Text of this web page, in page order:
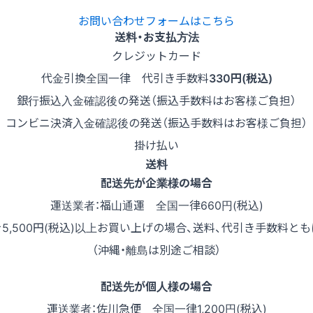
お問い合わせフォームはこちら
送料・お支払方法
クレジットカード
代金引換全国一律 代引き手数料330円(税込)
銀行振込入金確認後の発送（振込手数料はお客様ご負担）
コンビニ決済入金確認後の発送（振込手数料はお客様ご負担）
掛け払い
送料
配送先が企業様の場合
運送業者：福山通運 全国一律660円(税込)
5,500円(税込)以上お買い上げの場合、送料、代引き手数料とも
（沖縄・離島は別途ご相談）
配送先が個人様の場合
運送業者：佐川急便 全国一律1,200円(税込)